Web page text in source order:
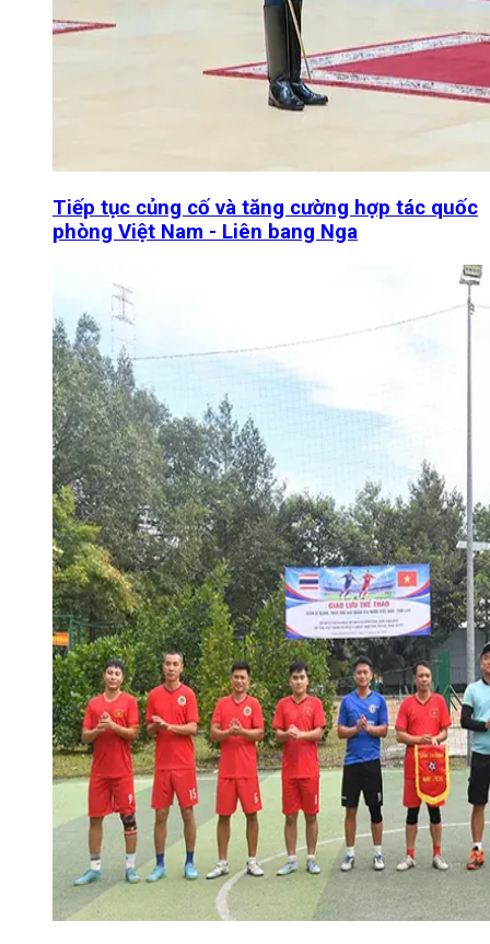
Tiếp tục củng cố và tăng cường hợp tác quốc
phòng Việt Nam - Liên bang Nga